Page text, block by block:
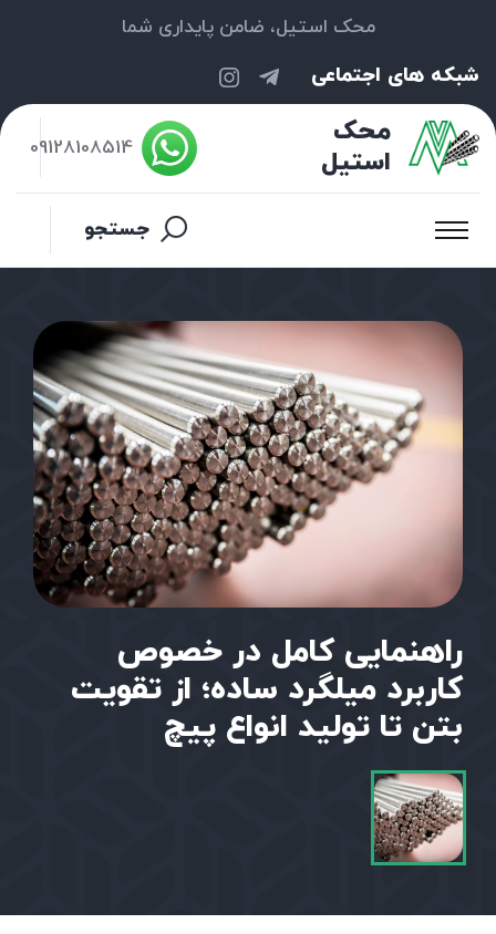
محک استیل، ضامن پایداری شما
شبکه های اجتماعی
محک
استیل
09128108514
جستجو
راهنمایی کامل در خصوص
کاربرد میلگرد ساده؛ از تقویت
بتن تا تولید انواع پیچ